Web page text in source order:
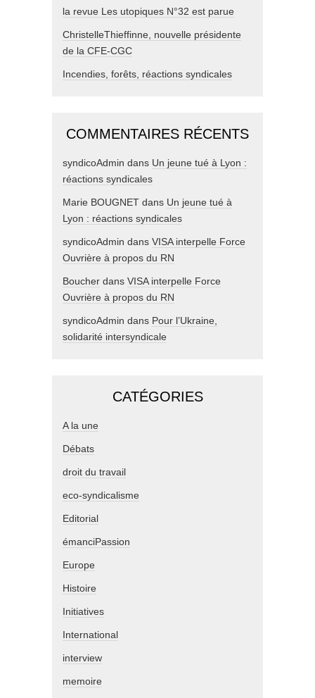
la revue Les utopiques N°32 est parue
ChristelleThieffinne, nouvelle présidente
de la CFE-CGC
Incendies, forêts, réactions syndicales
COMMENTAIRES RÉCENTS
syndicoAdmin dans Un jeune tué à Lyon :
réactions syndicales
Marie BOUGNET dans Un jeune tué à
Lyon : réactions syndicales
syndicoAdmin dans VISA interpelle Force
Ouvrière à propos du RN
Boucher dans VISA interpelle Force
Ouvrière à propos du RN
syndicoAdmin dans Pour l’Ukraine,
solidarité intersyndicale
CATÉGORIES
A la une
Débats
droit du travail
eco-syndicalisme
Editorial
émanciPassion
Europe
Histoire
Initiatives
International
interview
memoire